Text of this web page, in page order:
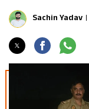
Sachin Yadav